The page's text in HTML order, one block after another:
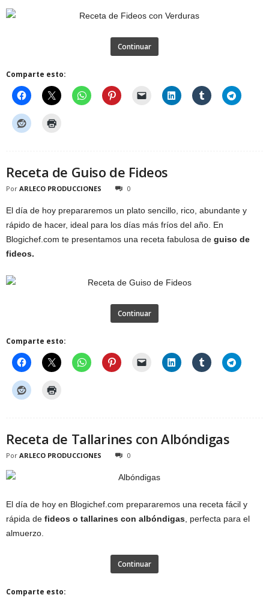
Continuar
Comparte esto:
Receta de Guiso de Fideos
Por ARLECO PRODUCCIONES 0
El día de hoy prepararemos un plato sencillo, rico, abundante y
rápido de hacer, ideal para los días más fríos del año. En
Blogichef.com te presentamos una receta fabulosa de guiso de
fideos.
Continuar
Comparte esto:
Receta de Tallarines con Albóndigas
Por ARLECO PRODUCCIONES 0
El día de hoy en Blogichef.com prepararemos una receta fácil y
rápida de fideos o tallarines con albóndigas , perfecta para el
almuerzo.
Continuar
Comparte esto: